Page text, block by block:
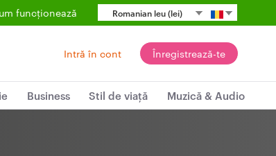
Romanian leu (lei)
funcționează
Intră în cont Înregistrează-te
Business Stil de viață Muzică & Audio